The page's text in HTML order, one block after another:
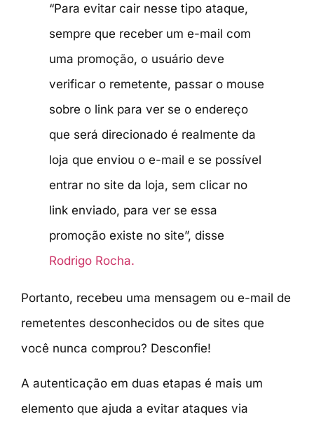
“Para evitar cair nesse tipo ataque,
sempre que receber um e-mail com
uma promoção, o usuário deve
verificar o remetente, passar o mouse
sobre o link para ver se o endereço
que será direcionado é realmente da
loja que enviou o e-mail e se possível
entrar no site da loja, sem clicar no
link enviado, para ver se essa
promoção existe no site”, disse
Rodrigo Rocha.
Portanto, recebeu uma mensagem ou e-mail de
remetentes desconhecidos ou de sites que
você nunca comprou? Desconfie!
A autenticação em duas etapas é mais um
elemento que ajuda a evitar ataques via